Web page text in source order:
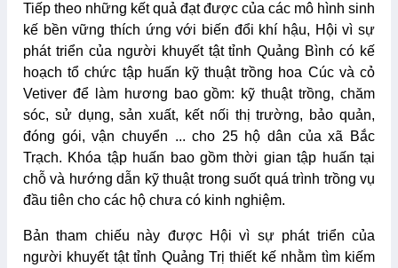
Tiếp theo những kết quả đạt được của các mô hình sinh
kế bền vững thích ứng với biến đổi khí hậu, Hội vì sự
phát triển của người khuyết tật tỉnh Quảng Bình có kế
hoạch tổ chức tập huấn kỹ thuật trồng hoa Cúc và cỏ
Vetiver để làm hương bao gồm: kỹ thuật trồng, chăm
sóc, sử dụng, sản xuất, kết nối thị trường, bảo quản,
đóng gói, vận chuyển ... cho 25 hộ dân của xã Bắc
Trạch. Khóa tập huấn bao gồm thời gian tập huấn tại
chỗ và hướng dẫn kỹ thuật trong suốt quá trình trồng vụ
đầu tiên cho các hộ chưa có kinh nghiệm.
Bản tham chiếu này được Hội vì sự phát triển của
người khuyết tật tỉnh Quảng Trị thiết kế nhằm tìm kiếm